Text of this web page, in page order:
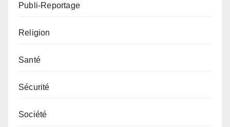
Publi-Reportage
Religion
Santé
Sécurité
Société